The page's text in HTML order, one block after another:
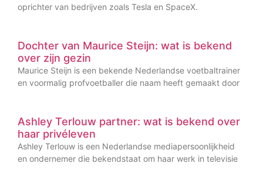
oprichter van bedrijven zoals Tesla en SpaceX.
Dochter van Maurice Steijn: wat is bekend
over zijn gezin
Maurice Steijn is een bekende Nederlandse voetbaltrainer
en voormalig profvoetballer die naam heeft gemaakt door
Ashley Terlouw partner: wat is bekend over
haar privéleven
Ashley Terlouw is een Nederlandse mediapersoonlijkheid
en ondernemer die bekendstaat om haar werk in televisie